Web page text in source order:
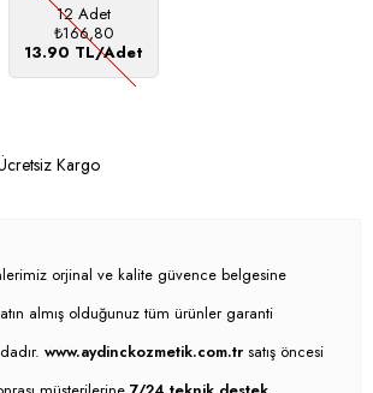
12 Adet
₺166,80
13.90 TL/Adet
Kargo
orjinal ve kalite güvence belgesine
almış olduğunuz tüm ürünler garanti
www.aydinckozmetik.com.tr satış öncesi